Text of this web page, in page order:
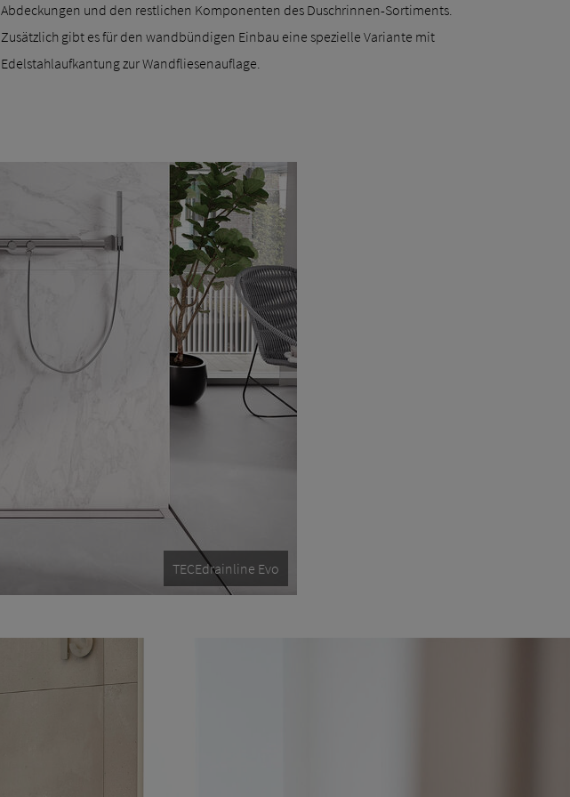
Abdeckungen und den restlichen Komponenten des Duschrinnen-Sortiments.
Zusätzlich gibt es für den wandbündigen Einbau eine spezielle Variante mit
Edelstahlaufkantung zur Wandfliesenauflage.
TECEdrainline Evo